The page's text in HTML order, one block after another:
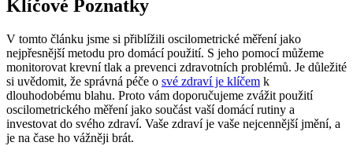
Klíčové Poznatky
V tomto článku jsme si přiblížili oscilometrické měření jako
nejpřesnější metodu pro domácí použití. S jeho pomocí můžeme
monitorovat krevní tlak a prevenci zdravotních problémů. Je důležité
si uvědomit, že správná péče o své zdraví je klíčem k
dlouhodobému blahu. Proto vám doporučujeme zvážit použití
oscilometrického měření jako součást vaší domácí rutiny a
investovat do svého zdraví. Vaše zdraví je vaše nejcennější jmění, a
je na čase ho vážněji brát.